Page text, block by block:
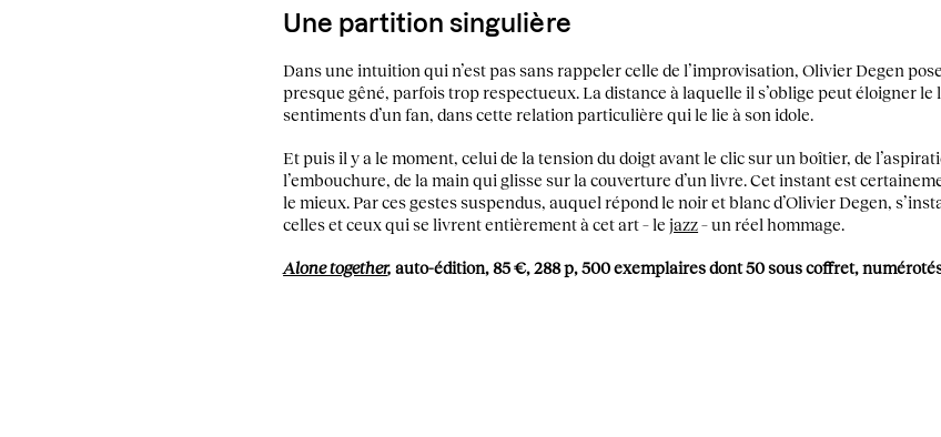
Une partition singulière
Dans une intuition qui n’est pas sans rappeler celle de l’improvisation, Olivier Degen
presque gêné, parfois trop respectueux. La distance à laquelle il s’oblige peut éloigner le
sentiments d’un fan, dans cette relation particulière qui le lie à son idole.
Et puis il y a le moment, celui de la tension du doigt avant le clic sur un boîtier, de
l’embouchure, de la main qui glisse sur la couverture d’un livre. Cet instant est
le mieux. Par ces gestes suspendus, auquel répond le noir et blanc d’Olivier Degen,
celles et ceux qui se livrent entièrement à cet art – lejazz– un réel hommage.
Alone together,auto-édition, 85 €, 288 p, 500 exemplaires dont 50 sous coffret,